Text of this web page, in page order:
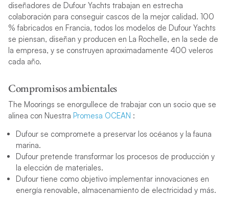
diseñadores de Dufour Yachts trabajan en estrecha
colaboración para conseguir cascos de la mejor calidad. 100
% fabricados en Francia, todos los modelos de Dufour Yachts
se piensan, diseñan y producen en La Rochelle, en la sede de
la empresa, y se construyen aproximadamente 400 veleros
cada año.
Compromisos ambientales
The Moorings se enorgullece de trabajar con un socio que se
alinea con Nuestra Promesa OCEAN :
Dufour se compromete a preservar los océanos y la fauna
marina.
Dufour pretende transformar los procesos de producción y
la elección de materiales.
Dufour tiene como objetivo implementar innovaciones en
energía renovable, almacenamiento de electricidad y más.